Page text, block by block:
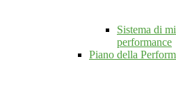
Sistema di
performance
Piano della